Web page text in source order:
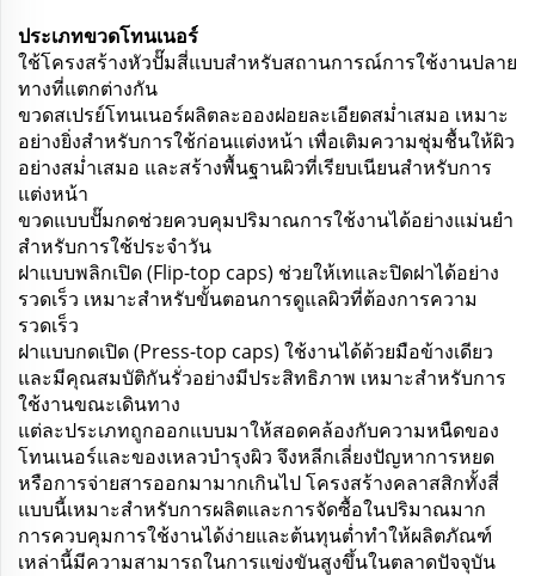
ประเภทขวดโทนเนอร์
ใช้โครงสร้างหัวปั๊มสี่แบบสำหรับสถานการณ์การใช้งานปลาย
ทางที่แตกต่างกัน
ขวดสเปรย์โทนเนอร์ผลิตละอองฝอยละเอียดสม่ำเสมอ เหมาะ
อย่างยิ่งสำหรับการใช้ก่อนแต่งหน้า เพื่อเติมความชุ่มชื้นให้ผิว
อย่างสม่ำเสมอ และสร้างพื้นฐานผิวที่เรียบเนียนสำหรับการ
แต่งหน้า
ขวดแบบปั๊มกดช่วยควบคุมปริมาณการใช้งานได้อย่างแม่นยำ
สำหรับการใช้ประจำวัน
ฝาแบบพลิกเปิด (Flip-top caps) ช่วยให้เทและปิดฝาได้อย่าง
รวดเร็ว เหมาะสำหรับขั้นตอนการดูแลผิวที่ต้องการความ
รวดเร็ว
ฝาแบบกดเปิด (Press-top caps) ใช้งานได้ด้วยมือข้างเดียว
และมีคุณสมบัติกันรั่วอย่างมีประสิทธิภาพ เหมาะสำหรับการ
ใช้งานขณะเดินทาง
แต่ละประเภทถูกออกแบบมาให้สอดคล้องกับความหนืดของ
โทนเนอร์และของเหลวบำรุงผิว จึงหลีกเลี่ยงปัญหาการหยด
หรือการจ่ายสารออกมามากเกินไป โครงสร้างคลาสสิกทั้งสี่
แบบนี้เหมาะสำหรับการผลิตและการจัดซื้อในปริมาณมาก
การควบคุมการใช้งานได้ง่ายและต้นทุนต่ำทำให้ผลิตภัณฑ์
เหล่านี้มีความสามารถในการแข่งขันสูงขึ้นในตลาดปัจจุบัน